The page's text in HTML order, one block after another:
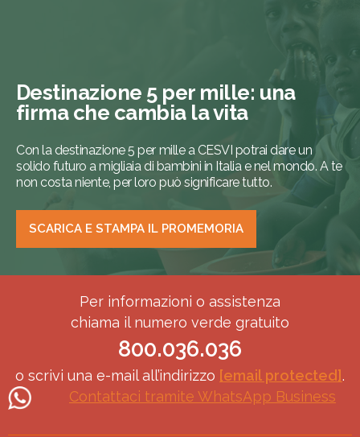
Destinazione 5 per mille: una
firma che cambia la vita
Con la destinazione 5 per mille a CESVI potrai dare un
solido futuro a migliaia di bambini in Italia e nel mondo. A te
non costa niente, per loro può significare tutto.
SCARICA E STAMPA IL PROMEMORIA
Helpdesk
Donatori
Per informazioni o assistenza
chiama il numero verde gratuito
800.036.036
o scrivi una e-mail all’indirizzo [email protected].
Contattaci tramite WhatsApp Business